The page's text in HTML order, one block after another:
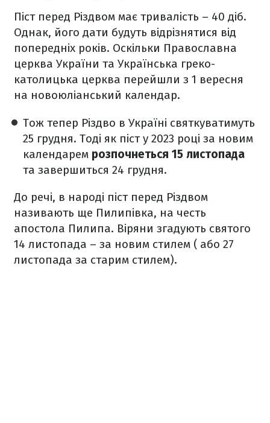
Піст перед Різдвом має тривалість – 40 діб.
Однак, його дати будуть відрізнятися від
попередніх років. Оскільки Православна
церква України та Українська греко-
католицька церква перейшли з 1 вересня
на новоюліанський календар.
Тож тепер Різдво в Україні святкуватимуть
25 грудня. Тоді як піст у 2023 році за новим
календарем розпочнеться 15 листопада
та завершиться 24 грудня.
До речі, в народі піст перед Різдвом
називають ще Пилипівка, на честь
апостола Пилипа. Віряни згадують святого
14 листопада – за новим стилем ( або 27
листопада за старим стилем).